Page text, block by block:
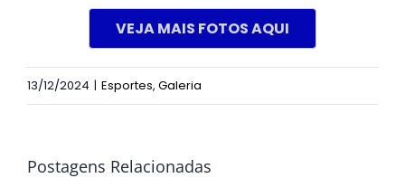
Esportes
VEJA MAIS FOTOS AQUI
13/12/2024 | Esportes, Galeria
Postagens Relacionadas